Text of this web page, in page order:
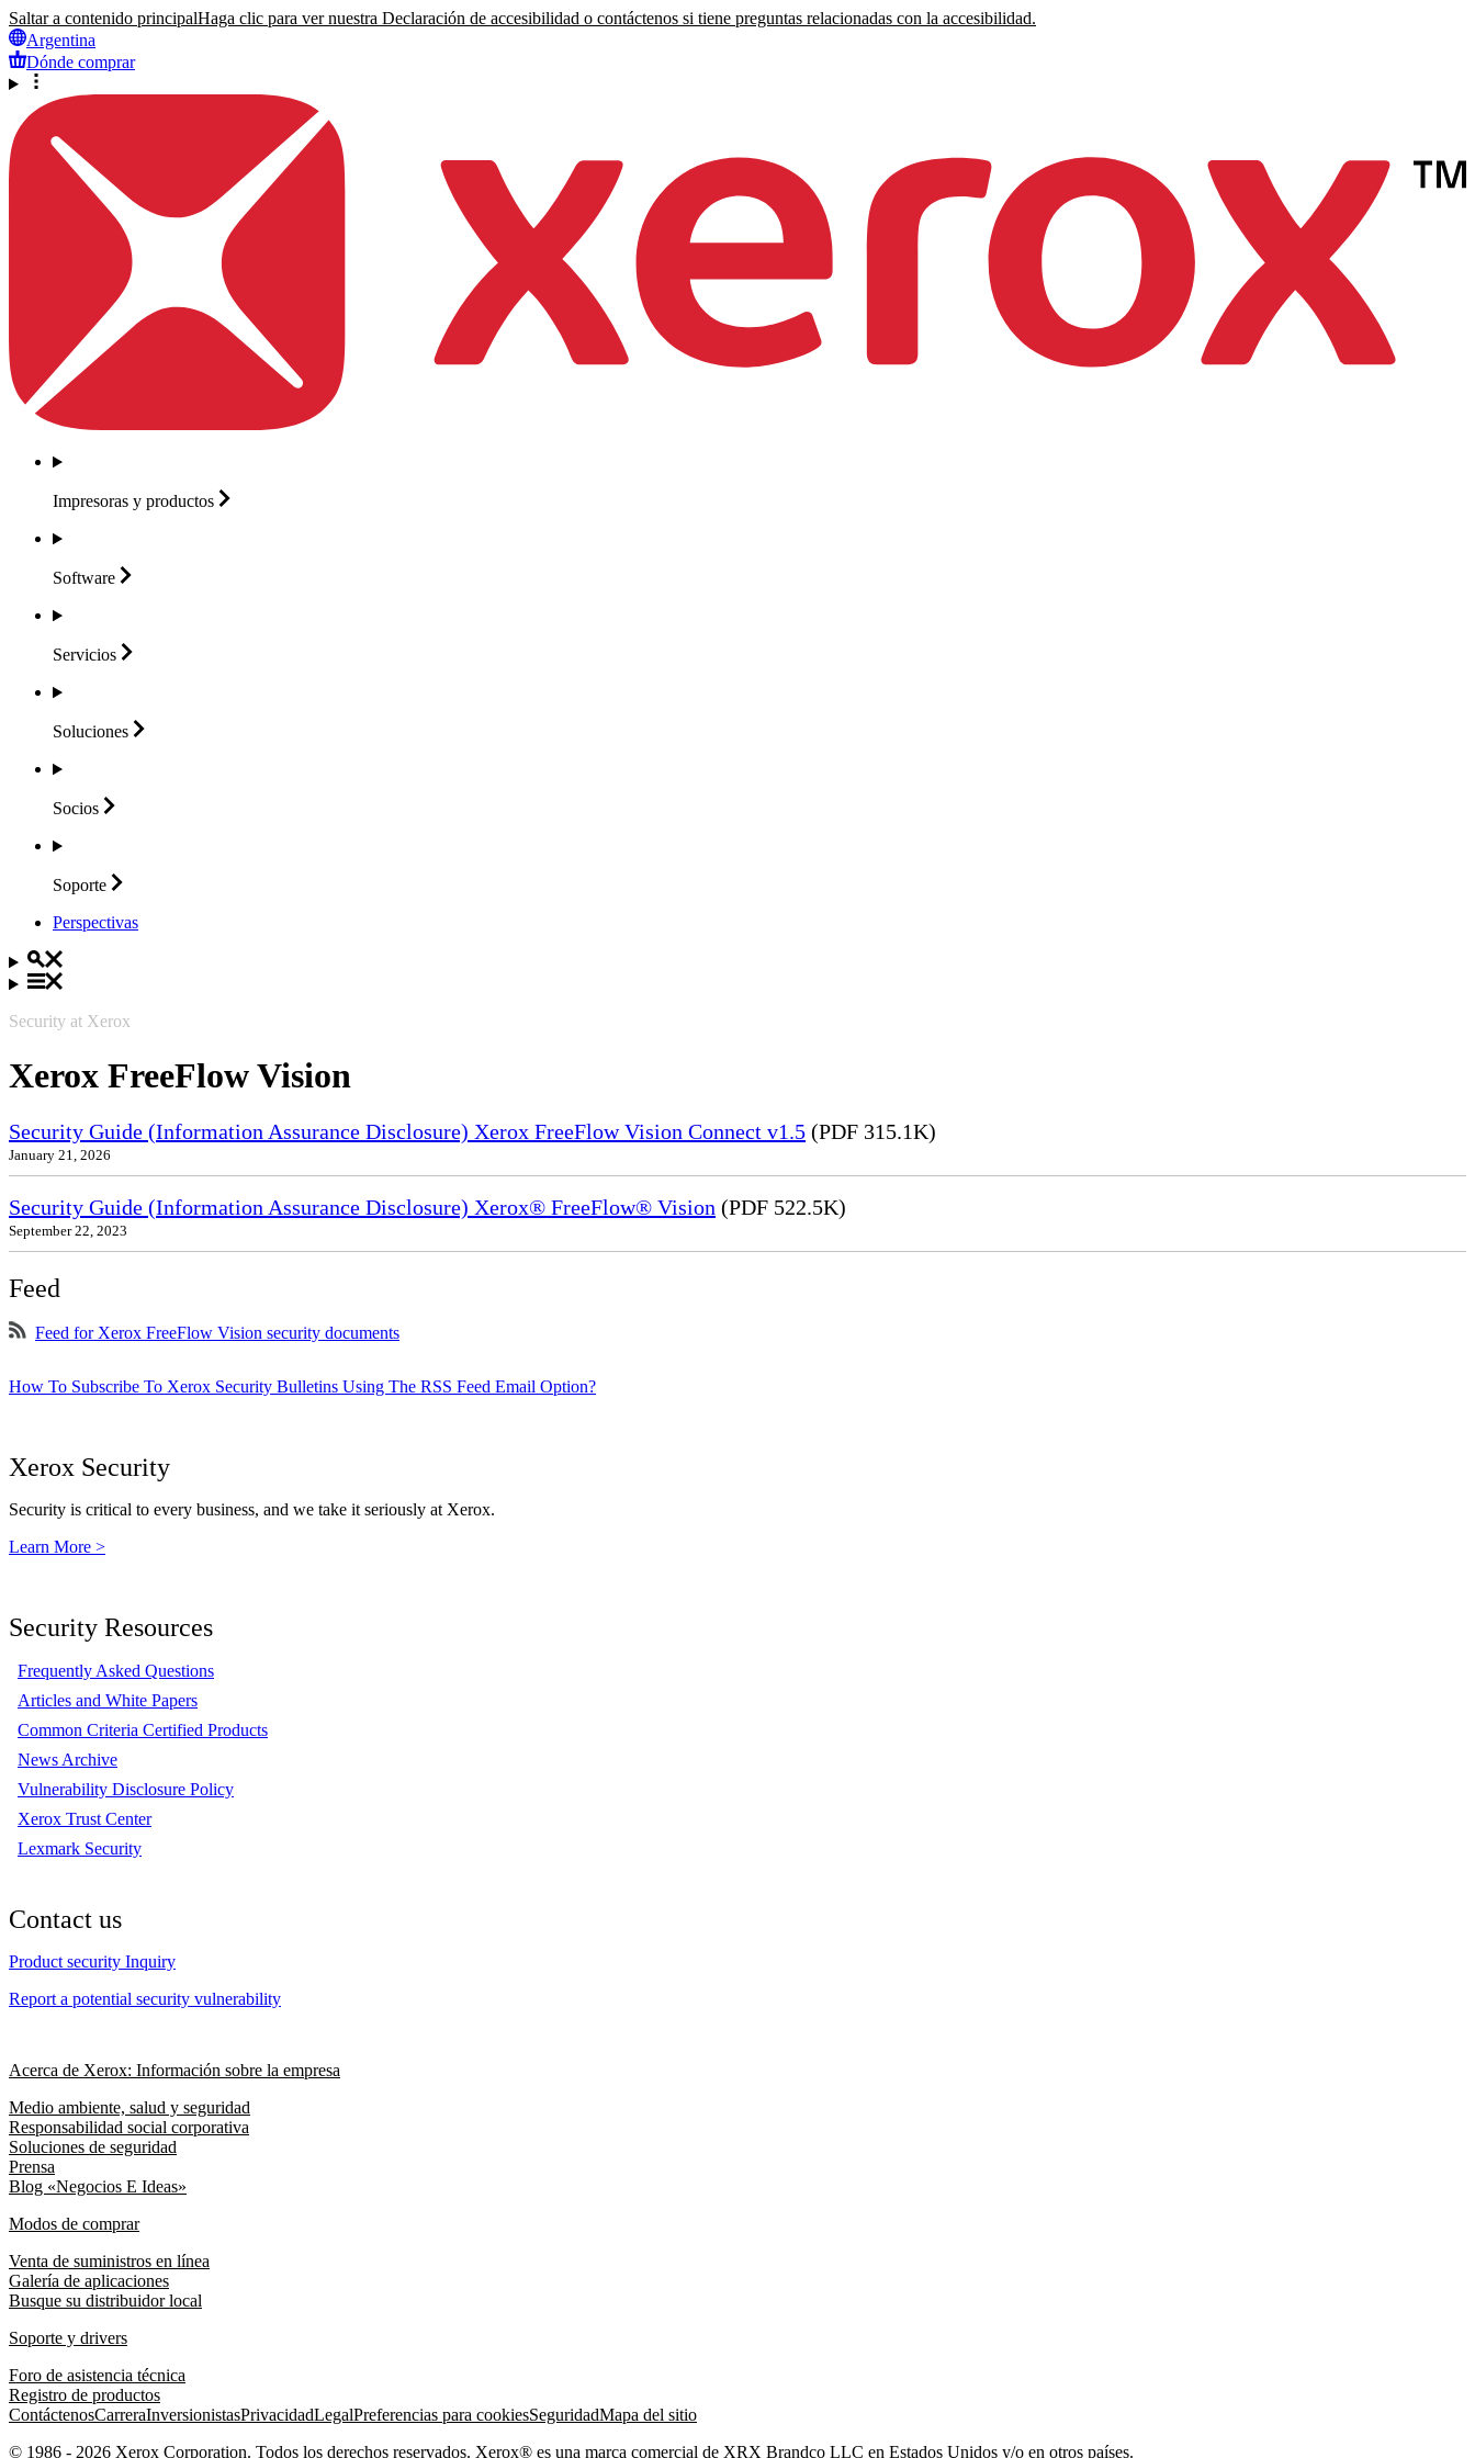
Saltar a contenido principalHaga clic para ver nuestra Declaración de accesibilidad o contáctenos si tiene preguntas relacionadas con la accesibilidad.
Argentina
Dónde comprar
Impresoras y productos
Software
Servicios
Soluciones
Socios
Soporte
Perspectivas
Security at Xerox
Xerox FreeFlow Vision
Security Guide (Information Assurance Disclosure) Xerox FreeFlow Vision Connect v1.5 (PDF 315.1K)
January 21, 2026
Security Guide (Information Assurance Disclosure) Xerox® FreeFlow® Vision (PDF 522.5K)
September 22, 2023
Feed
Feed for Xerox FreeFlow Vision security documents
How To Subscribe To Xerox Security Bulletins Using The RSS Feed Email Option?
Xerox Security
Security is critical to every business, and we take it seriously at Xerox.
Learn More >
Security Resources
Frequently Asked Questions
Articles and White Papers
Common Criteria Certified Products
News Archive
Vulnerability Disclosure Policy
Xerox Trust Center
Lexmark Security
Contact us
Product security Inquiry
Report a potential security vulnerability
Acerca de Xerox: Información sobre la empresa
Medio ambiente, salud y seguridad
Responsabilidad social corporativa
Soluciones de seguridad
Prensa
Blog «Negocios E Ideas»
Modos de comprar
Venta de suministros en línea
Galería de aplicaciones
Busque su distribuidor local
Soporte y drivers
Foro de asistencia técnica
Registro de productos
ContáctenosCarreraInversionistasPrivacidadLegalPreferencias para cookiesSeguridadMapa del sitio
© 1986 - 2026 Xerox Corporation. Todos los derechos reservados. Xerox® es una marca comercial de XRX Brandco LLC en Estados Unidos y/o en otros países.